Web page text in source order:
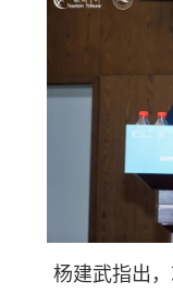
杨建武指出，